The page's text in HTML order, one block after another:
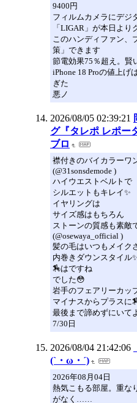
9400円
フィルムカメラにデジ
「LIGAR」が本日より
このハンディファン、
策」できます
節電効果75％超え。賢
iPhone 18 Proの値上げ
ぎた
悪ノ
2026/08/05 02:39:21
グ『タレポ レポー
ブロ
襟付きのバイカラーワ
(@31sonsdemode )
ハイウエストベルトで
シルエットもキレイ✨
イヤリングは
サイズ感はもちろん
ストーンの質感も素敵
(@osewaya_official )
髪の毛はいつもメイク
内巻きダウンスタイル
🏇はですね
でした😳
岩手のフェアリーカッ
マイナスからプラスに
最後まで諦めずにいて
7/30日
2026/08/04 21:42:06
(`・ω・´)
2026年08月04日
熱気こもる部屋。重な
がなく……